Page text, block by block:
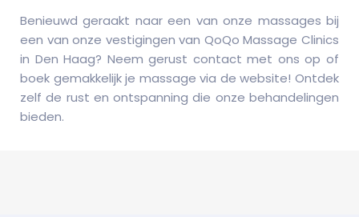
Benieuwd geraakt naar een van onze massages bij
een van onze vestigingen van QoQo Massage Clinics
in Den Haag? Neem gerust contact met ons op of
boek gemakkelijk je massage via de website! Ontdek
zelf de rust en ontspanning die onze behandelingen
bieden.